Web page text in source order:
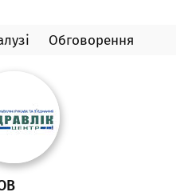
Обговорення